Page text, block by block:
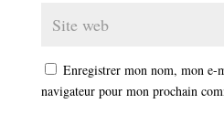
Enregistrer mon nom, mon e-
navigateur pour mon prochain